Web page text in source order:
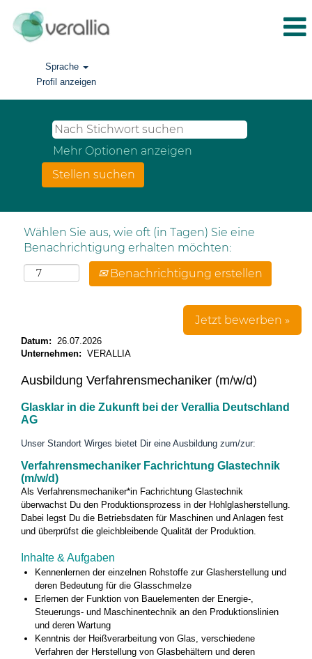
Sprache
Profil anzeigen
Mehr Optionen anzeigen
Wählen Sie aus, wie oft (in Tagen) Sie eine
Benachrichtigung erhalten möchten:
Benachrichtigung erstellen
Jetzt bewerben »
Datum: 26.07.2026
Unternehmen: VERALLIA
Ausbildung Verfahrensmechaniker (m/w/d)
Glasklar in die Zukunft bei der Verallia Deutschland
AG
Unser Standort Wirges bietet Dir eine Ausbildung zum/zur:
Verfahrensmechaniker Fachrichtung Glastechnik
(m/w/d)
Als Verfahrensmechaniker*in Fachrichtung Glastechnik
überwachst Du den Produktionsprozess in der Hohlglasherstellung.
Dabei legst Du die Betriebsdaten für Maschinen und Anlagen fest
und überprüfst die gleichbleibende Qualität der Produktion.
Inhalte & Aufgaben
Kennenlernen der einzelnen Rohstoffe zur Glasherstellung und
deren Bedeutung für die Glasschmelze
Erlernen der Funktion von Bauelementen der Energie-,
Steuerungs- und Maschinentechnik an den Produktionslinien
und deren Wartung
Kenntnis der Heißverarbeitung von Glas, verschiedene
Verfahren der Herstellung von Glasbehältern und deren